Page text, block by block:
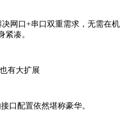
网口+串口双重需求，无需在机
紧凑。
有大扩展
口配置依然堪称豪华。